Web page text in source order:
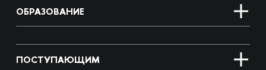
ОБРАЗОВАНИЕ
ПОСТУПАЮЩИМ